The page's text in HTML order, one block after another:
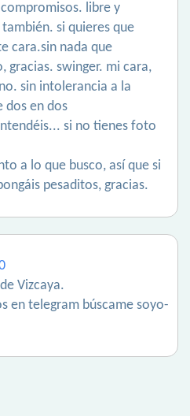
libre y
si quieres que
cara.sin nada que
gracias. swinger. mi cara,
sin intolerancia a la
dos en dos
si no tienes foto
a lo que busco, así que si
pesaditos, gracias.
Vizcaya.
en telegram búscame soyo-